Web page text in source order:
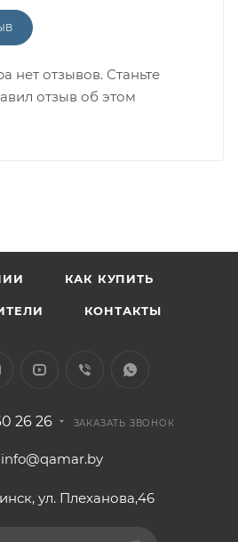
нет отзывов. Станьте
отзыв об этом
КАК КУПИТЬ
КОНТАКТЫ
26 26 ЗАКАЗАТЬ ЗВОНОК
info@qamar.by
ул. Плеханова,46